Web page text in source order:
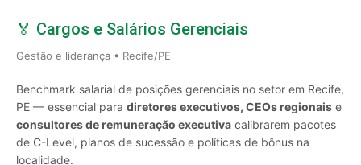
🏅 Cargos e Salários Gerenciais
Gestão e liderança • Recife/PE
Benchmark salarial de posições gerenciais no setor em Recife,
PE — essencial para diretores executivos, CEOs regionais e
consultores de remuneração executiva calibrarem pacotes
de C-Level, planos de sucessão e políticas de bônus na
localidade.